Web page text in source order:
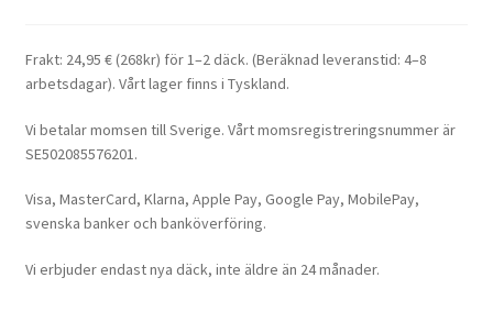
Frakt: 24,95 € (268kr) för 1–2 däck. (Beräknad leveranstid: 4–8
arbetsdagar). Vårt lager finns i Tyskland.
Vi betalar momsen till Sverige. Vårt momsregistreringsnummer är
SE502085576201.
Visa, MasterCard, Klarna, Apple Pay, Google Pay, MobilePay,
svenska banker och banköverföring.
Vi erbjuder endast nya däck, inte äldre än 24 månader.